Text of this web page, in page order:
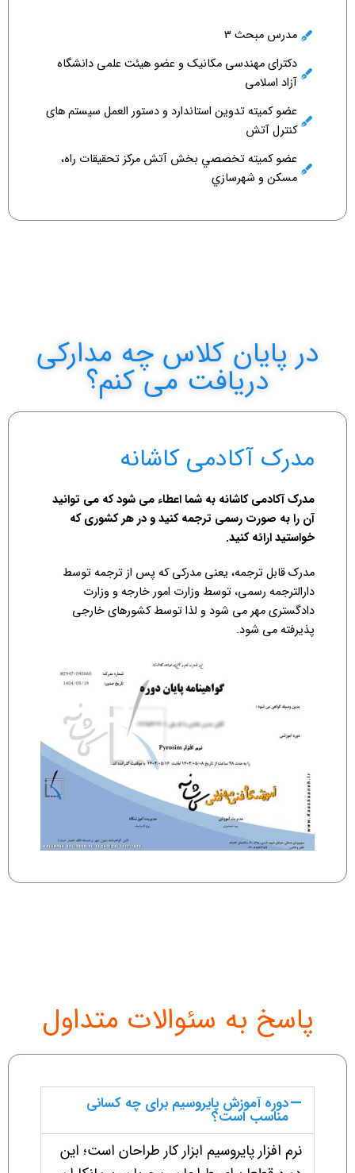
مدرس مبحث 3
دکترای مهندسی مکانیک و عضو هیئت علمی دانشگاه
آزاد اسلامی
عضو کمیته تدوین استاندارد و دستور العمل سیستم های
کنترل آتش
عضو كمیته تخصصي بخش آتش مرکز تحقیقات راه،
مسکن و شهرسازي
در پایان کلاس چه مدارکی
دریافت می کنم؟
مدرک آکادمی کاشانه
مدرک آکادمی کاشانه به شما اعطاء می شود که می توانید
آن را به صورت رسمی ترجمه کنید و در هر کشوری که
خواستید ارائه کنید.
مدرک قابل ترجمه، یعنی مدرکی که پس از ترجمه توسط
دارالترجمه رسمی، توسط وزارت امور خارجه و وزارت
دادگستری مهر می شود و لذا توسط کشورهای خارجی
پذیرفته می شود.
پاسخ به سئوالات متداول
دوره آموزش پایروسیم برای چه کسانی
مناسب است؟
نرم افزار پایروسیم ابزار کار طراحان است؛ این